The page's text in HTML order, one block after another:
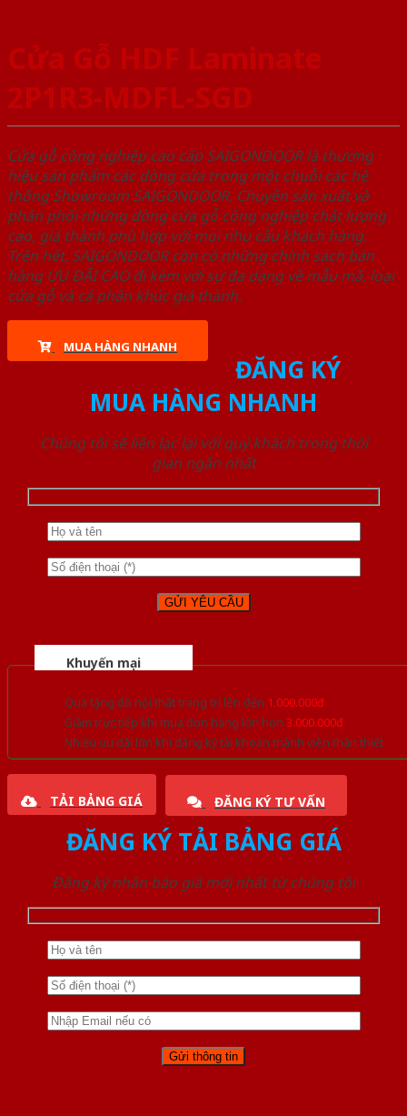
Cửa Gỗ HDF Laminate
2P1R3-MDFL-SGD
Cửa gỗ công nghiệp cao cấp SAIGONDOOR là thương
hiệu sản phẩm các dòng cửa trong một chuỗi các hệ
thống Showroom SAIGONDOOR. Chuyên sản xuất và
phân phối những dòng cửa gỗ công nghiệp chất lượng
cao, giá thành phù hợp với mọi nhu cầu khách hàng.
Trên hết, SAIGONDOOR còn có những chính sách bán
hàng ƯU ĐÃI CAO đi kèm với sự đa dạng về mẫu mã, loại
cửa gỗ và cả phân khúc giá thành.
MUA HÀNG NHANH
ĐĂNG KÝ
MUA HÀNG NHANH
Chúng tôi sẽ liên lạc lại với quý khách trong thời
gian ngắn nhất
Khuyến mại
Quà tặng đồ nội thất trang trí lên đến 1.000.000đ
Giảm trực tiếp khi mua đơn hàng lớn hơn 3.000.000đ
Nhiều ưu đãi lớn khi đăng ký tài khoản thành viên thân thiết
TẢI BẢNG GIÁ ĐĂNG KÝ TƯ VẤN
ĐĂNG KÝ TẢI BẢNG GIÁ
Đăng ký nhận báo giá mới nhất từ chúng tôi